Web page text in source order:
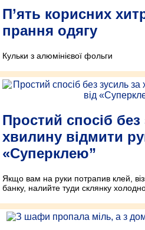
П’ять корисних
прання одягу
Кульки з алюмінієвої фольги
Простий спосіб без
хвилину відмити
«Суперклею”
Якщо вам на руки потрапив клей,
банку, налийте туди склянку